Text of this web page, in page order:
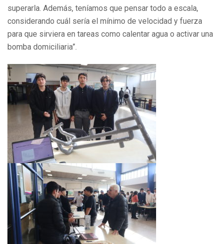
superarla. Además, teníamos que pensar todo a escala,
considerando cuál sería el mínimo de velocidad y fuerza
para que sirviera en tareas como calentar agua o activar una
bomba domiciliaria”.